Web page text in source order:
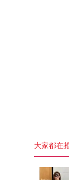
大家都在